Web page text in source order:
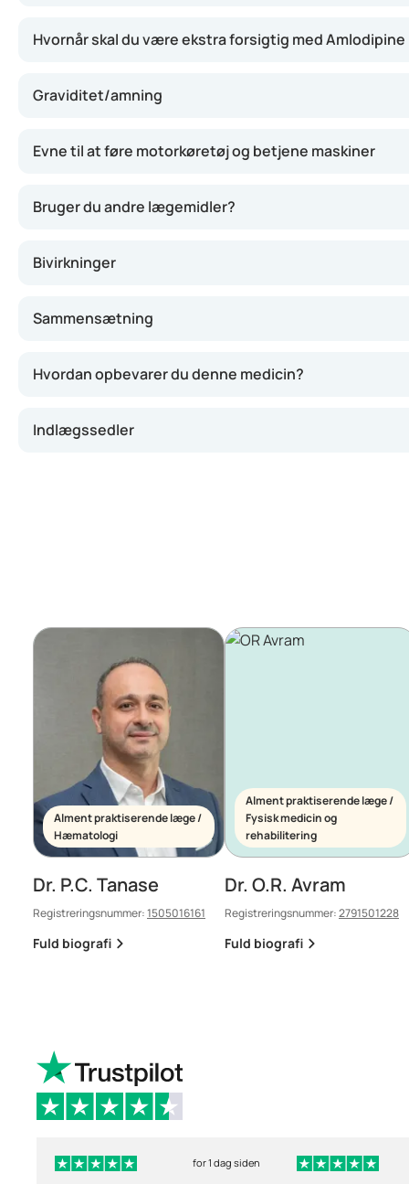
Hvornår skal du være ekstra forsigtig med Amlodipine
Graviditet/amning
Evne til at føre motorkøretøj og betjene maskiner
Bruger du andre lægemidler?
Bivirkninger
Sammensætning
Hvordan opbevarer du denne medicin?
Indlægssedler
Alment praktiserende læge /
Hæmatologi
Dr. P.C. Tanase
Registreringsnummer:1505016161
Fuld biografi
Alment praktiserende læge /
Fysisk medicin og
rehabilitering
Dr. O.R. Avram
Registreringsnummer:2791501228
Fuld biografi
for 1 dag siden